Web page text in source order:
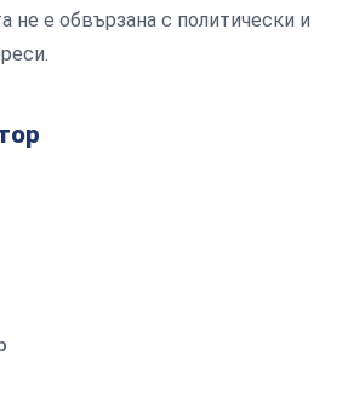
не е обвързана с политически и